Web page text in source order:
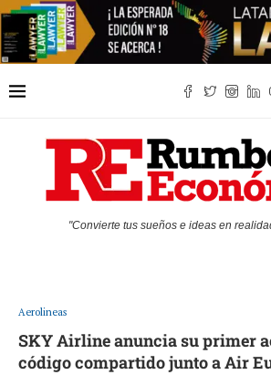
"Convierte tus sueños e ideas en
Aerolineas
SKY Airline anuncia su primer
código compartido junto a Air